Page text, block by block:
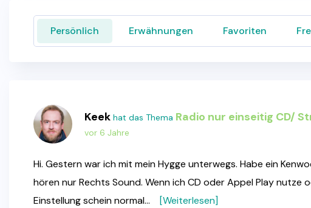
Persönlich Erwähnungen Favoriten
Keek hat das Thema Radio nur einseitig CD/
vor 6 Jahre
Hi. Gestern war ich mit mein Hygge unterwegs. Habe ein
hören nur Rechts Sound. Wenn ich CD oder Appel Play
Einstellung schein normal…
[Weiterlesen]